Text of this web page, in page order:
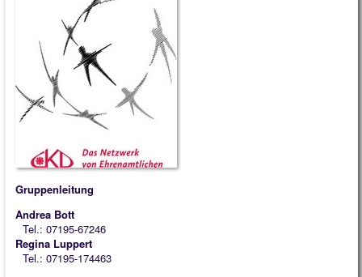
Kindergarten
Gruppenleitung
Andrea Bott
Tel.: 07195-67246
Regina Luppert
Tel.: 07195-174463